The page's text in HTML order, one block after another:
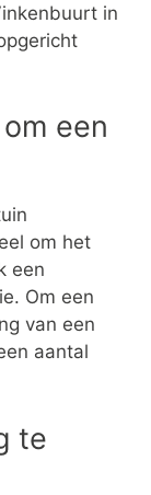
in
een
om het
een
Om een
van een
aantal
te